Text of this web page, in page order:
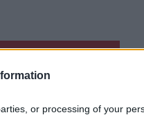
or processing of your